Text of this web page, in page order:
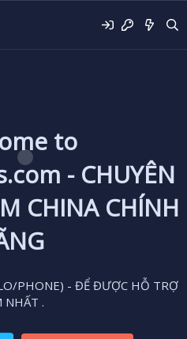
to
- CHUYÊN
CHINA CHÍNH
PHONE) - ĐỂ ĐƯỢC HỖ TRỢ
NHẤT .